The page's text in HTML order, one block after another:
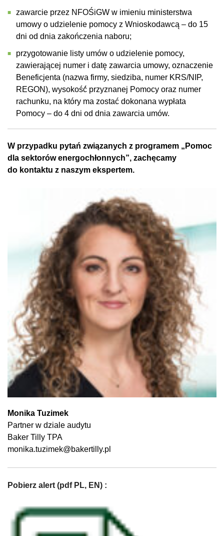
zawarcie przez NFOŚiGW w imieniu ministerstwa
umowy o udzielenie pomocy z Wnioskodawcą – do 15
dni od dnia zakończenia naboru;
przygotowanie listy umów o udzielenie pomocy,
zawierającej numer i datę zawarcia umowy, oznaczenie
Beneficjenta (nazwa firmy, siedziba, numer KRS/NIP,
REGON), wysokość́ przyznanej Pomocy oraz numer
rachunku, na który ma zostać dokonana wypłata
Pomocy – do 4 dni od dnia zawarcia umów.
W przypadku pytań związanych z programem „Pomoc
dla sektorów energochłonnych”, zachęcamy
do kontaktu z naszym ekspertem.
Monika Tuzimek
Partner w dziale audytu
Baker Tilly TPA
monika.tuzimek@bakertilly.pl
Pobierz alert (pdf PL, EN) :